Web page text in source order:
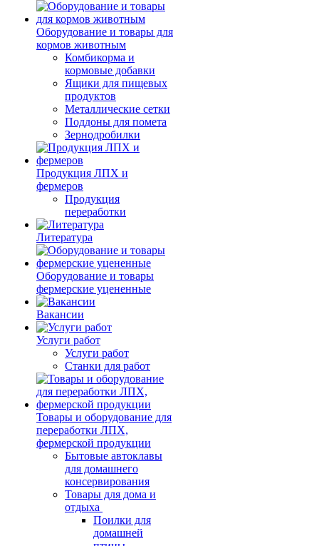
Оборудование и товары для
кормов животным
Комбикорма и
кормовые добавки
Ящики для пищевых
продуктов
Металлические сетки
Поддоны для помета
Зернодробилки
Продукция ЛПХ и
фермеров
Продукция
переработки
Литература
Оборудование и товары
фермерские уцененные
Вакансии
Услуги работ
Услуги работ
Станки для работ
Товары и оборудование для
переработки ЛПХ,
фермерской продукции
Бытовые автоклавы
для домашнего
консервирования
Товары для дома и
отдыха
Поилки для
домашней